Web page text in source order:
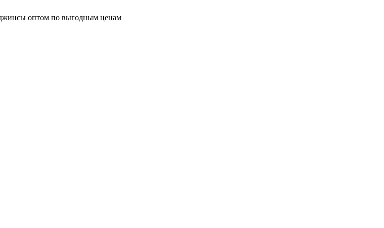
оптом по выгодным ценам